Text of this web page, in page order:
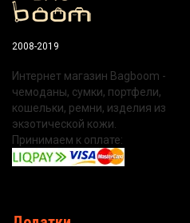
2008-2019
Интернет магазин Bagboom -
чемоданы, сумки, портфели,
кошельки, ремни, изделия из
экзотической кожи.
Принимаем к оплате: